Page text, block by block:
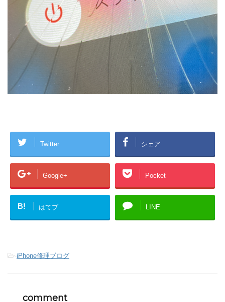
Twitter シェア
Google+ Pocket
B! はてブ LINE
-iPhone修理ブログ
comment